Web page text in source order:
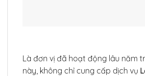
Là đơn vị đã hoạt động lâu năm
này, không chỉ cung cấp dịch vụ